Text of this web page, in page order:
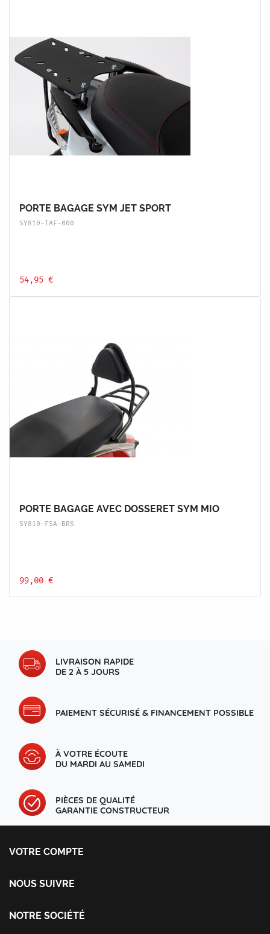
PORTE BAGAGE SYM JET SPORT
SY810-TAF-000
54,95 €
PORTE BAGAGE AVEC DOSSERET SYM MIO
SY810-FSA-BRS
99,00 €
LIVRAISON RAPIDE
DE 2 À 5 JOURS
PAIEMENT SÉCURISÉ & FINANCEMENT POSSIBLE
À VOTRE ÉCOUTE
DU MARDI AU SAMEDI
PIÈCES DE QUALITÉ
GARANTIE CONSTRUCTEUR
VOTRE COMPTE
Informations personnelles
Avoirs
NOUS SUIVRE
Instagram
NOTRE SOCIÉTÉ